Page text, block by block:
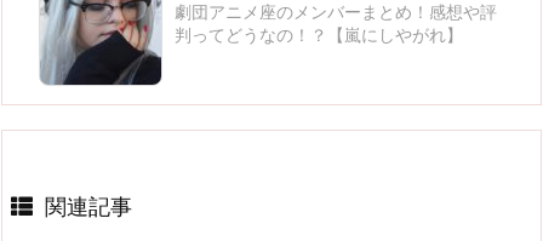
劇団アニメ座のメンバーまとめ！感想や評
判ってどうなの！？【嵐にしやがれ】
関連記事